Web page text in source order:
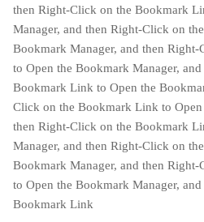
then Right-Click on the Bookmark
Manager, and then Right-Click on
Bookmark Manager, and then
to Open the Bookmark Manager,
Bookmark Link to Open the
Click on the Bookmark Link to
then Right-Click on the Bookmark
Manager, and then Right-Click on
Bookmark Manager, and then
to Open the Bookmark Manager,
Bookmark Link